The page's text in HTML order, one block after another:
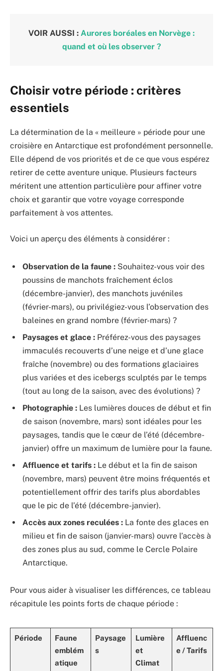
VOIR AUSSI : Aurores boréales en Norvège :
quand et où les observer ?
Choisir votre période : critères
essentiels
La détermination de la « meilleure » période pour une
croisière en Antarctique est profondément personnelle.
Elle dépend de vos priorités et de ce que vous espérez
retirer de cette aventure unique. Plusieurs facteurs
méritent une attention particulière pour affiner votre
choix et garantir que votre voyage corresponde
parfaitement à vos attentes.
Voici un aperçu des éléments à considérer :
Observation de la faune : Souhaitez-vous voir des
poussins de manchots fraîchement éclos
(décembre-janvier), des manchots juvéniles
(février-mars), ou privilégiez-vous l’observation des
baleines en grand nombre (février-mars) ?
Paysages et glace : Préférez-vous des paysages
immaculés recouverts d’une neige et d’une glace
fraîche (novembre) ou des formations glaciaires
plus variées et des icebergs sculptés par le temps
(tout au long de la saison, avec des évolutions) ?
Photographie : Les lumières douces de début et fin
de saison (novembre, mars) sont idéales pour les
paysages, tandis que le cœur de l’été (décembre-
janvier) offre un maximum de lumière pour la faune.
Affluence et tarifs : Le début et la fin de saison
(novembre, mars) peuvent être moins fréquentés et
potentiellement offrir des tarifs plus abordables
que le pic de l’été (décembre-janvier).
Accès aux zones reculées : La fonte des glaces en
milieu et fin de saison (janvier-mars) ouvre l’accès à
des zones plus au sud, comme le Cercle Polaire
Antarctique.
Pour vous aider à visualiser les différences, ce tableau
récapitule les points forts de chaque période :
Période
Faune
emblém
atique
Paysage
s
Lumière
et
Climat
Affluenc
e / Tarifs